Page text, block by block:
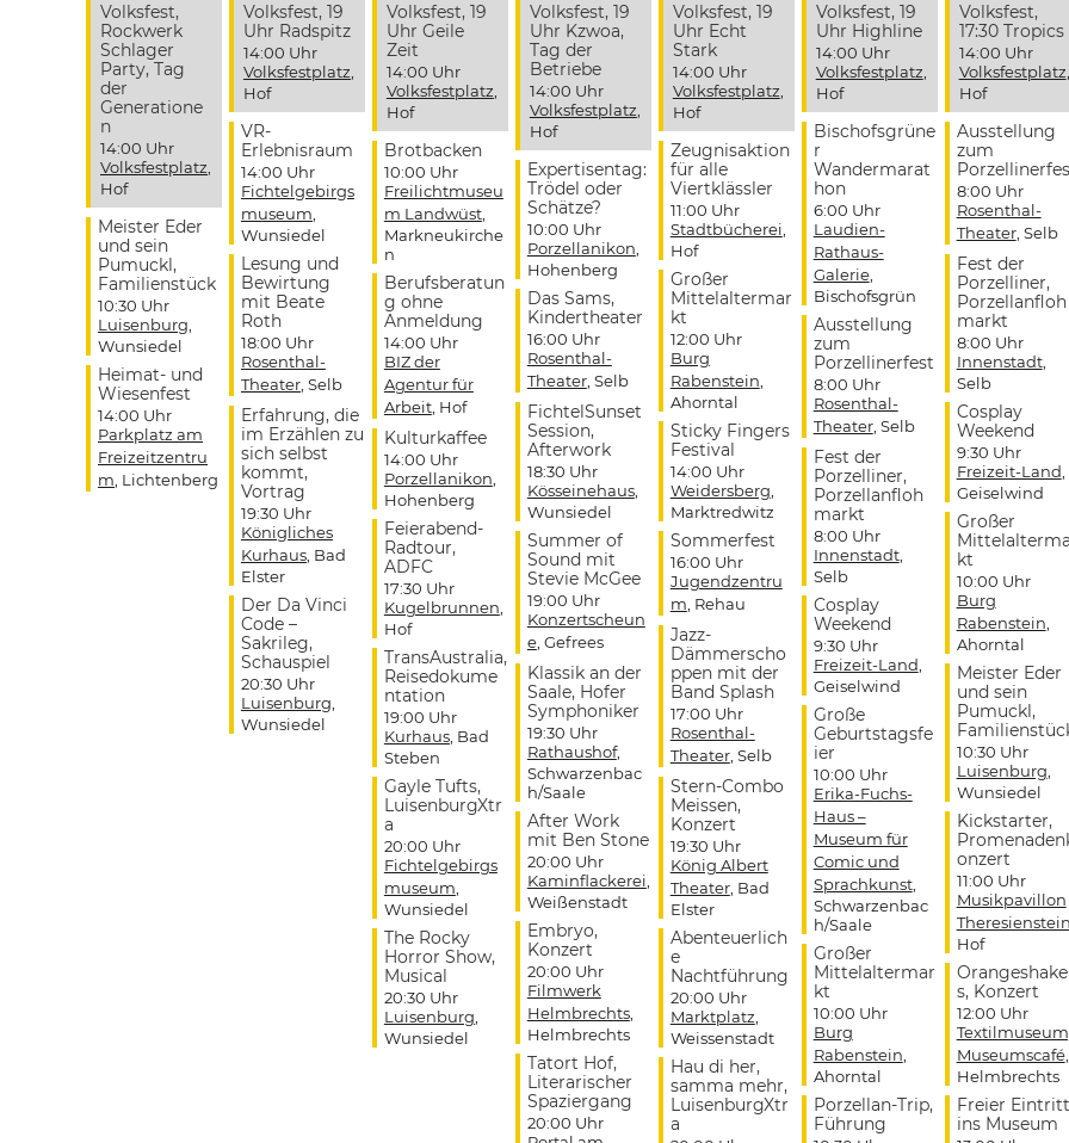
Volksfest,
Rockwerk
Schlager
Party, Tag
der
Generatione
n
14:00 Uhr
Volksfestplatz,
Hof
Meister Eder
und sein
Pumuckl,
Familienstück
10:30 Uhr
Luisenburg,
Wunsiedel
Heimat- und
Wiesenfest
14:00 Uhr
Parkplatz am
Freizeitzentru
m, Lichtenberg
Volksfest, 19
Uhr Radspitz
14:00 Uhr
Volksfestplatz,
Hof
VR-
Erlebnisraum
14:00 Uhr
Fichtelgebirgs
museum,
Wunsiedel
Lesung und
Bewirtung
mit Beate
Roth
18:00 Uhr
Rosenthal-
Theater, Selb
Erfahrung, die
im Erzählen zu
sich selbst
kommt,
Vortrag
19:30 Uhr
Königliches
Kurhaus, Bad
Elster
Der Da Vinci
Code –
Sakrileg,
Schauspiel
20:30 Uhr
Luisenburg,
Wunsiedel
Volksfest, 19
Uhr Geile
Zeit
14:00 Uhr
Volksfestplatz,
Hof
Brotbacken
10:00 Uhr
Freilichtmuseu
m Landwüst,
Markneukirche
n
Berufsberatun
g ohne
Anmeldung
14:00 Uhr
BIZ der
Agentur für
Arbeit, Hof
Kulturkaffee
14:00 Uhr
Porzellanikon,
Hohenberg
Feierabend-
Radtour,
ADFC
17:30 Uhr
Kugelbrunnen,
Hof
TransAustralia,
Reisedokume
ntation
19:00 Uhr
Kurhaus, Bad
Steben
Gayle Tufts,
LuisenburgXtr
a
20:00 Uhr
Fichtelgebirgs
museum,
Wunsiedel
The Rocky
Horror Show,
Musical
20:30 Uhr
Luisenburg,
Wunsiedel
Volksfest, 19
Uhr Kzwoa,
Tag der
Betriebe
14:00 Uhr
Volksfestplatz,
Hof
Expertisentag:
Trödel oder
Schätze?
10:00 Uhr
Porzellanikon,
Hohenberg
Das Sams,
Kindertheater
16:00 Uhr
Rosenthal-
Theater, Selb
FichtelSunset
Session,
Afterwork
18:30 Uhr
Kösseinehaus,
Wunsiedel
Summer of
Sound mit
Stevie McGee
19:00 Uhr
Konzertscheun
e, Gefrees
Klassik an der
Saale, Hofer
Symphoniker
19:30 Uhr
Rathaushof,
Schwarzenbac
h/Saale
After Work
mit Ben Stone
20:00 Uhr
Kaminflackerei,
Weißenstadt
Embryo,
Konzert
20:00 Uhr
Filmwerk
Helmbrechts,
Helmbrechts
Tatort Hof,
Literarischer
Spaziergang
20:00 Uhr
Volksfest, 19
Uhr Echt
Stark
14:00 Uhr
Volksfestplatz,
Hof
Zeugnisaktion
für alle
Viertklässler
11:00 Uhr
Stadtbücherei,
Hof
Großer
Mittelaltermar
kt
12:00 Uhr
Burg
Rabenstein,
Ahorntal
Sticky Fingers
Festival
14:00 Uhr
Weidersberg,
Marktredwitz
Sommerfest
16:00 Uhr
Jugendzentru
m, Rehau
Jazz-
Dämmerscho
ppen mit der
Band Splash
17:00 Uhr
Rosenthal-
Theater, Selb
Stern-Combo
Meissen,
Konzert
19:30 Uhr
König Albert
Theater, Bad
Elster
Abenteuerlich
e
Nachtführung
20:00 Uhr
Marktplatz,
Weissenstadt
Hau di her,
samma mehr,
LuisenburgXtr
a
Volksfest, 19
Uhr Highline
14:00 Uhr
Volksfestplatz,
Hof
Bischofsgrüne
r
Wandermarat
hon
6:00 Uhr
Laudien-
Rathaus-
Galerie,
Bischofsgrün
Ausstellung
zum
Porzellinerfest
8:00 Uhr
Rosenthal-
Theater, Selb
Fest der
Porzelliner,
Porzellanfloh
markt
8:00 Uhr
Innenstadt,
Selb
Cosplay
Weekend
9:30 Uhr
Freizeit-Land,
Geiselwind
Große
Geburtstagsfe
ier
10:00 Uhr
Erika-Fuchs-
Haus –
Museum für
Comic und
Sprachkunst,
Schwarzenbac
h/Saale
Großer
Mittelaltermar
kt
10:00 Uhr
Burg
Rabenstein,
Ahorntal
Porzellan-Trip,
Führung
Volksfest,
17:30 Tropics
14:00 Uhr
Volksfestplatz,
Hof
Ausstellung
zum
8:00 Uhr
Rosenthal-
Theater, Selb
Fest der
Porzelliner,
Porzellanfloh
markt
8:00 Uhr
Innenstadt,
Selb
Cosplay
Weekend
9:30 Uhr
Freizeit-Land,
Geiselwind
Großer
kt
10:00 Uhr
Burg
Rabenstein,
Ahorntal
Meister Eder
und sein
Pumuckl,
10:30 Uhr
Luisenburg,
Wunsiedel
Kickstarter,
onzert
11:00 Uhr
Musikpavillon
Hof
s, Konzert
12:00 Uhr
Museumscafé,
Helmbrechts
Freier Eintritt
ins Museum